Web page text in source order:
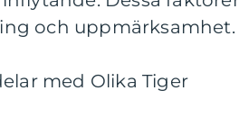
och uppmärksamhet.
med Olika Tiger